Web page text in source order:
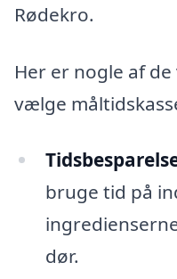
Rødekro.
Her er nogle af
vælge
bruge tid på
dør.